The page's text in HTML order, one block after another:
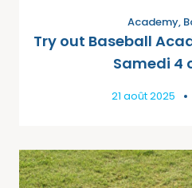
Academy,
Try out Baseball
Samedi 4
21 août 2025